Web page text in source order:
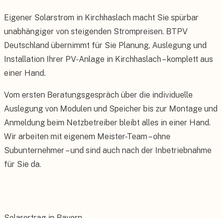
Eigener Solarstrom in Kirchhaslach macht Sie spürbar
unabhängiger von steigenden Strompreisen. BTPV
Deutschland übernimmt für Sie Planung, Auslegung und
Installation Ihrer PV-Anlage in Kirchhaslach – komplett aus
einer Hand.
Vom ersten Beratungsgespräch über die individuelle
Auslegung von Modulen und Speicher bis zur Montage und
Anmeldung beim Netzbetreiber bleibt alles in einer Hand.
Wir arbeiten mit eigenem Meister-Team – ohne
Subunternehmer – und sind auch nach der Inbetriebnahme
für Sie da.